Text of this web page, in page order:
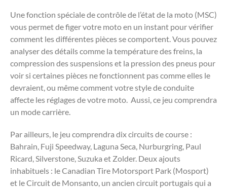
Une fonction spéciale de contrôle de l’état de la moto (MSC)
vous permet de figer votre moto en un instant pour vérifier
comment les différentes pièces se comportent. Vous pouvez
analyser des détails comme la température des freins, la
compression des suspensions et la pression des pneus pour
voir si certaines pièces ne fonctionnent pas comme elles le
devraient, ou même comment votre style de conduite
affecte les réglages de votre moto. Aussi, ce jeu comprendra
un mode carrière.
Par ailleurs, le jeu comprendra dix circuits de course :
Bahrain, Fuji Speedway, Laguna Seca, Nurburgring, Paul
Ricard, Silverstone, Suzuka et Zolder. Deux ajouts
inhabituels : le Canadian Tire Motorsport Park (Mosport)
et le Circuit de Monsanto, un ancien circuit portugais qui a